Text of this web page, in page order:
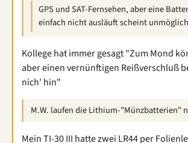
GPS und SAT-Fernsehen, aber eine
einfach nicht ausläuft scheint
Kollege hat immer gesagt "Zum Mond
aber einen vernünftigen Reißverschluß
nich' hin"
M.W. laufen die Lithium-"Münzbatterien"
Mein TI-30 III hatte zwei LR44 per